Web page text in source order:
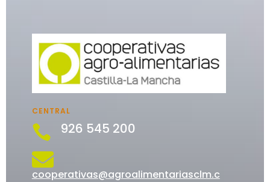
CENTRAL
 926 545 200

cooperativas@agroalimentariasclm.c